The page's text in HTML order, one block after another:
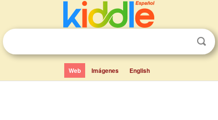
Web Imágenes English